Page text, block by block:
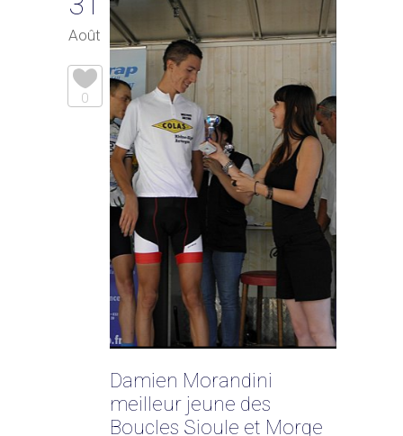
Août
0
Damien Morandini
meilleur jeune des
Boucles Sioule et Morge